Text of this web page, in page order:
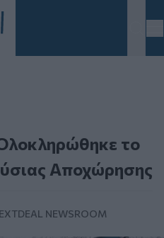
το
Αποχώρησης
NEWSROOM